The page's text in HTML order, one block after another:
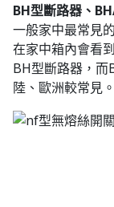
BH型斷路器、
一般家中最常見
在家中箱內會看
BH型斷路器，而
陸、歐洲較常見。